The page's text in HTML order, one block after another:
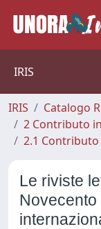
IRIS
IRIS
Catalogo
2 Contributo
2.1
Le riviste